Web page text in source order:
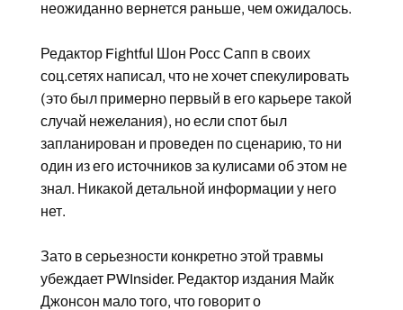
неожиданно вернется раньше, чем ожидалось.
Редактор Fightful Шон Росс Сапп в своих
соц.сетях написал, что не хочет спекулировать
(это был примерно первый в его карьере такой
случай нежелания), но если спот был
запланирован и проведен по сценарию, то ни
один из его источников за кулисами об этом не
знал. Никакой детальной информации у него
нет.
Зато в серьезности конкретно этой травмы
убеждает PWInsider. Редактор издания Майк
Джонсон мало того, что говорит о